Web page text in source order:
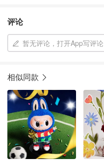
评论
暂无评论，打开App写评论
相似同款